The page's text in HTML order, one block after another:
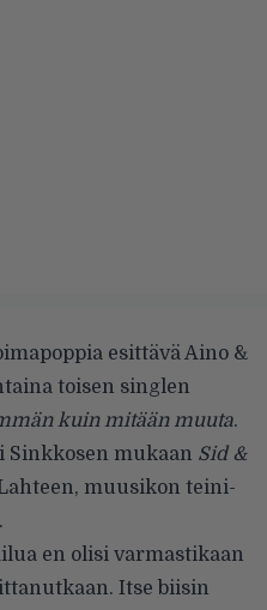
esittävä Aino &
toisen singlen
kuin mitään muuta.
mukaan Sid &
muusikon teini-
en olisi varmastikaan
Itse biisin